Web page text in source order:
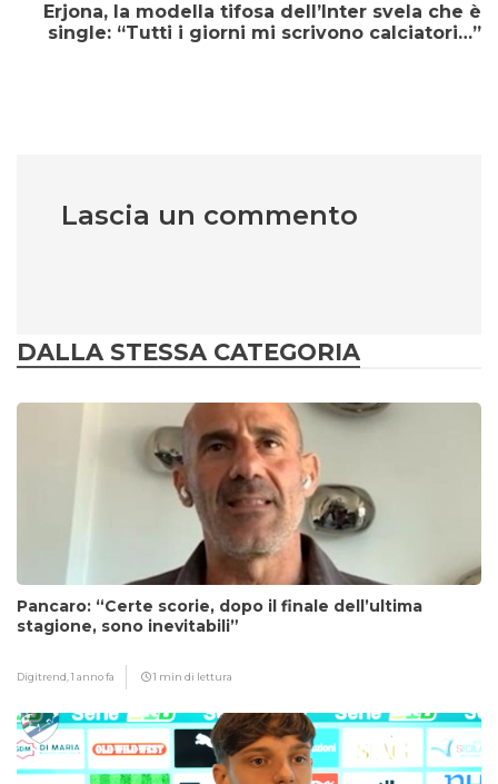
Erjona, la modella tifosa dell’Inter svela che è
single: “Tutti i giorni mi scrivono calciatori…”
Lascia un commento
DALLA STESSA CATEGORIA
Pancaro: “Certe scorie, dopo il finale dell’ultima
stagione, sono inevitabili”
Digitrend,1 anno fa 1 min di lettura